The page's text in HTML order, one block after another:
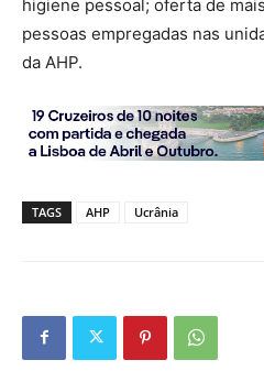
higiene pessoal; oferta de
pessoas empregadas nas
da AHP.
TAGS AHP Ucrânia